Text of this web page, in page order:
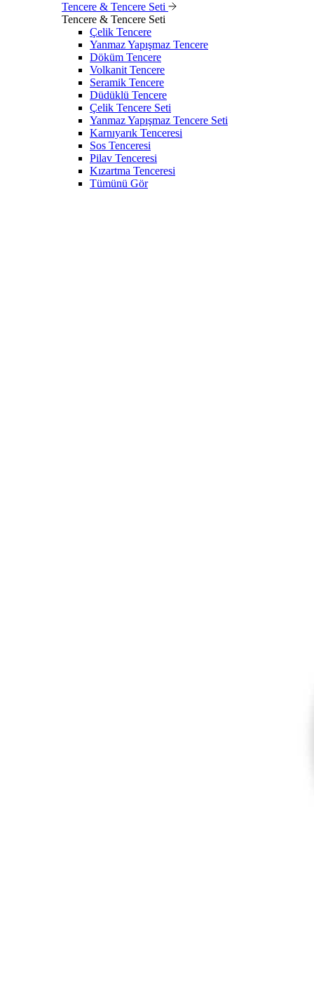
Tencere & Tencere Seti
Tencere & Tencere Seti
Çelik Tencere
Yanmaz Yapışmaz Tencere
Döküm Tencere
Volkanit Tencere
Seramik Tencere
Düdüklü Tencere
Çelik Tencere Seti
Yanmaz Yapışmaz Tencere Seti
Karnıyarık Tenceresi
Sos Tenceresi
Pilav Tenceresi
Kızartma Tenceresi
Tümünü Gör